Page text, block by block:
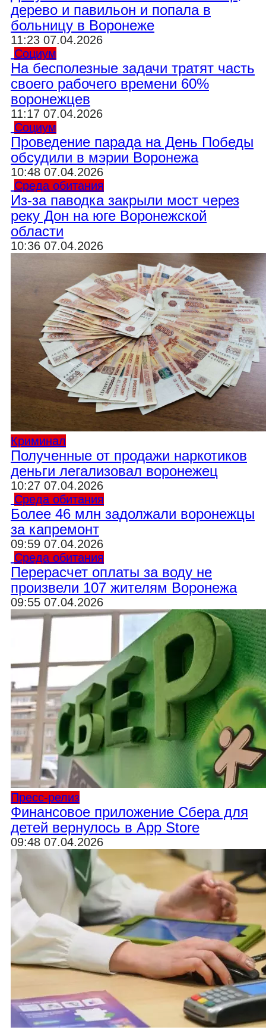
дерево и павильон и попала в
больницу в Воронеже
11:23 07.04.2026
Социум
На бесполезные задачи тратят часть
своего рабочего времени 60%
воронежцев
11:17 07.04.2026
Социум
Проведение парада на День Победы
обсудили в мэрии Воронежа
10:48 07.04.2026
Среда обитания
Из-за паводка закрыли мост через
реку Дон на юге Воронежской
области
10:36 07.04.2026
Криминал
Полученные от продажи наркотиков
деньги легализовал воронежец
10:27 07.04.2026
Среда обитания
Более 46 млн задолжали воронежцы
за капремонт
09:59 07.04.2026
Среда обитания
Перерасчет оплаты за воду не
произвели 107 жителям Воронежа
09:55 07.04.2026
Пресс-релиз
Финансовое приложение Сбера для
детей вернулось в App Store
09:48 07.04.2026